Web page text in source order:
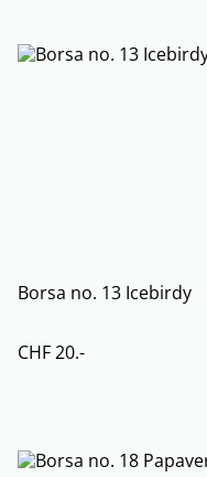
Borsa no. 13 Icebirdy
CHF 20.-